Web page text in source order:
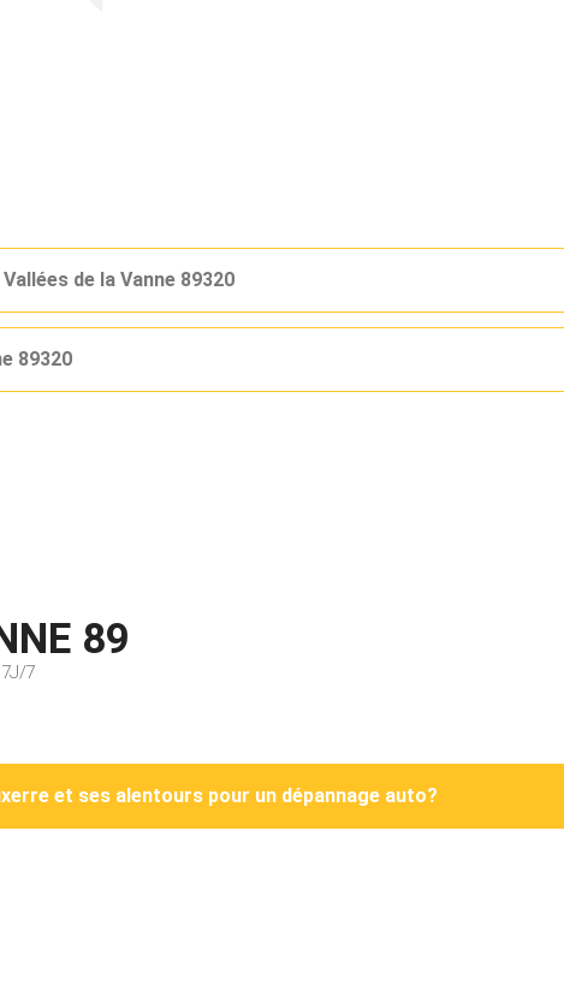
de la Vanne 89320
89320
89
7J/7
et ses alentours pour un dépannage auto?